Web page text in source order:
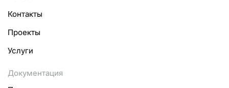
Контакты
Проекты
Услуги
Документация